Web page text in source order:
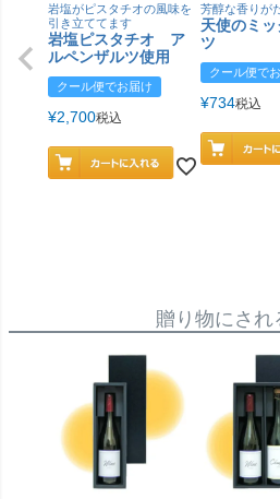
岩塩がピスタチオの風味を
引き立ててます
岩塩ピスタチオ ア
ルペンザルツ使用
クール便でお届け
¥2,700税込
芳醇な香りが
天使のミ
ツ
クール便で
¥734税込
贈り物にされ